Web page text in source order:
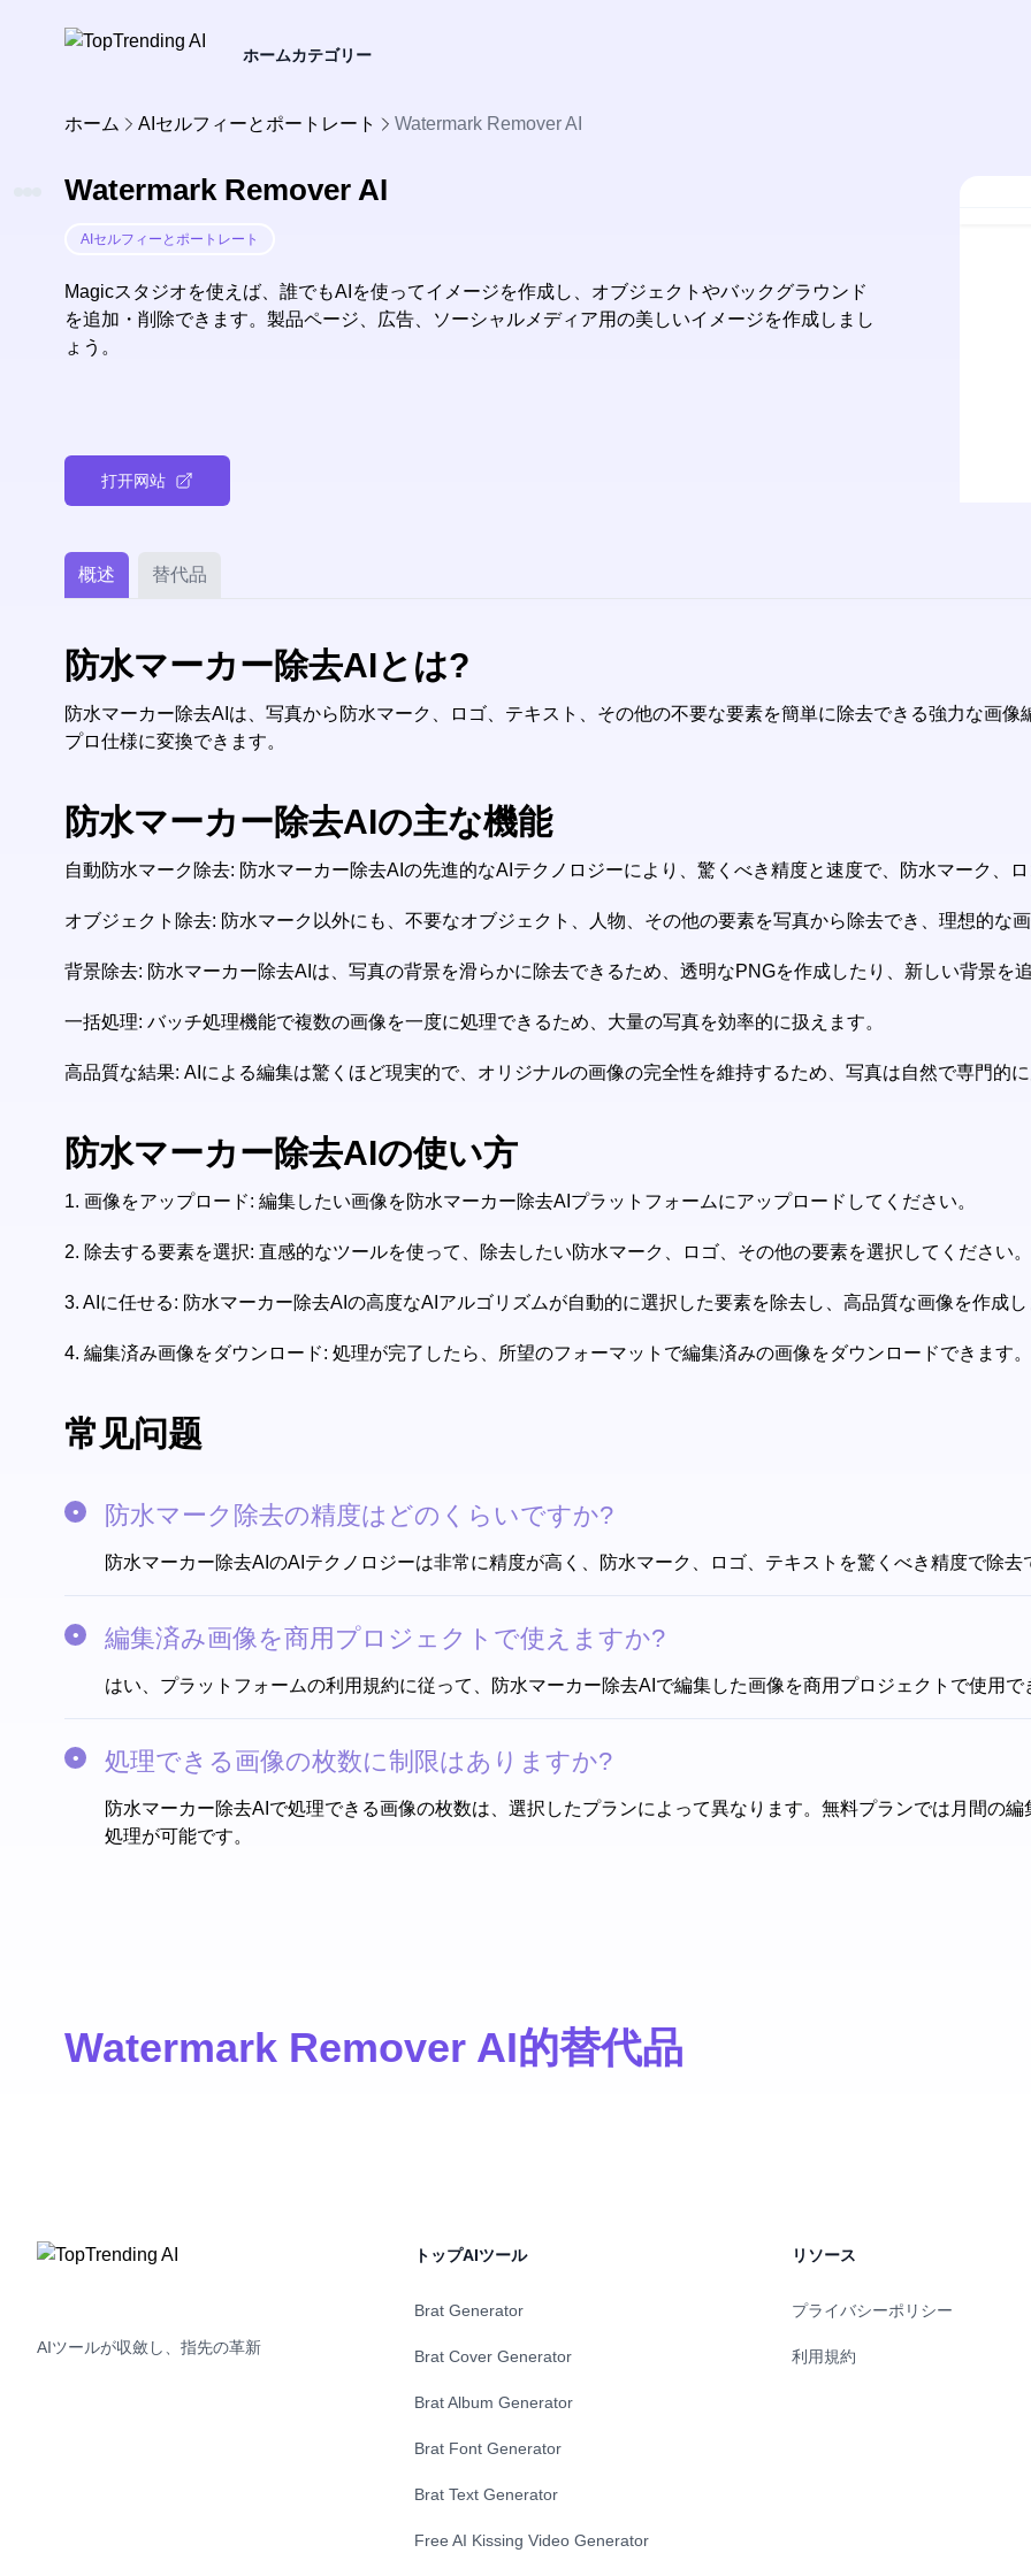
ホームカテゴリー
ホーム AIセルフィーとポートレート Watermark Remover AI
Watermark Remover AI
AIセルフィーとポートレート
Magicスタジオを使えば、誰でもAIを使ってイメージを作成し、オブジェクトやバックグラウンド
を追加・削除できます。製品ページ、広告、ソーシャルメディア用の美しいイメージを作成しまし
ょう。
打开网站
概述 替代品
防水マーカー除去AIとは?
防水マーカー除去AIは、写真から防水マーク、ロゴ、テキスト、その他の不要な要素を簡単に除去できる強力な画像
プロ仕様に変換できます。
防水マーカー除去AIの主な機能
自動防水マーク除去: 防水マーカー除去AIの先進的なAIテクノロジーにより、驚くべき精度と速度で、防水マーク、
オブジェクト除去: 防水マーク以外にも、不要なオブジェクト、人物、その他の要素を写真から除去でき、理想的な画
背景除去: 防水マーカー除去AIは、写真の背景を滑らかに除去できるため、透明なPNGを作成したり、新しい背景を
一括処理: バッチ処理機能で複数の画像を一度に処理できるため、大量の写真を効率的に扱えます。
高品質な結果: AIによる編集は驚くほど現実的で、オリジナルの画像の完全性を維持するため、写真は自然で専門的に
防水マーカー除去AIの使い方
1. 画像をアップロード: 編集したい画像を防水マーカー除去AIプラットフォームにアップロードしてください。
2. 除去する要素を選択: 直感的なツールを使って、除去したい防水マーク、ロゴ、その他の要素を選択してください。
3. AIに任せる: 防水マーカー除去AIの高度なAIアルゴリズムが自動的に選択した要素を除去し、高品質な画像を作成し
4. 編集済み画像をダウンロード: 処理が完了したら、所望のフォーマットで編集済みの画像をダウンロードできます。
常见问题
防水マーク除去の精度はどのくらいですか?
防水マーカー除去AIのAIテクノロジーは非常に精度が高く、防水マーク、ロゴ、テキストを驚くべき精度で除去
編集済み画像を商用プロジェクトで使えますか?
はい、プラットフォームの利用規約に従って、防水マーカー除去AIで編集した画像を商用プロジェクトで使用で
処理できる画像の枚数に制限はありますか?
防水マーカー除去AIで処理できる画像の枚数は、選択したプランによって異なります。無料プランでは月間の
処理が可能です。
Watermark Remover AI的替代品
AIツールが収斂し、指先の革新
トップAIツール
Brat Generator
Brat Cover Generator
Brat Album Generator
Brat Font Generator
Brat Text Generator
Free AI Kissing Video Generator
リソース
プライバシーポリシー
利用規約